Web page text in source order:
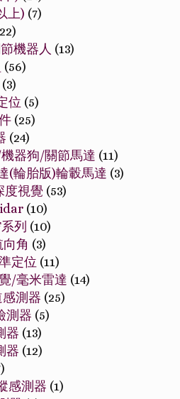
上) (7)
機器人 (13)
(56)
(3)
位 (5)
(25)
(24)
器狗/關節馬達 (11)
(輪胎版)輪轂馬達 (3)
度視覺 (53)
(10)
列 (10)
角 (3)
定位 (11)
/毫米雷達 (14)
測器 (25)
測器 (5)
器 (13)
器 (12)
感測器 (1)